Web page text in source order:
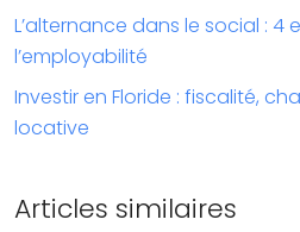
L’alternance dans le social : 4
l’employabilité
Investir en Floride : fiscalité,
locative
Articles similaires